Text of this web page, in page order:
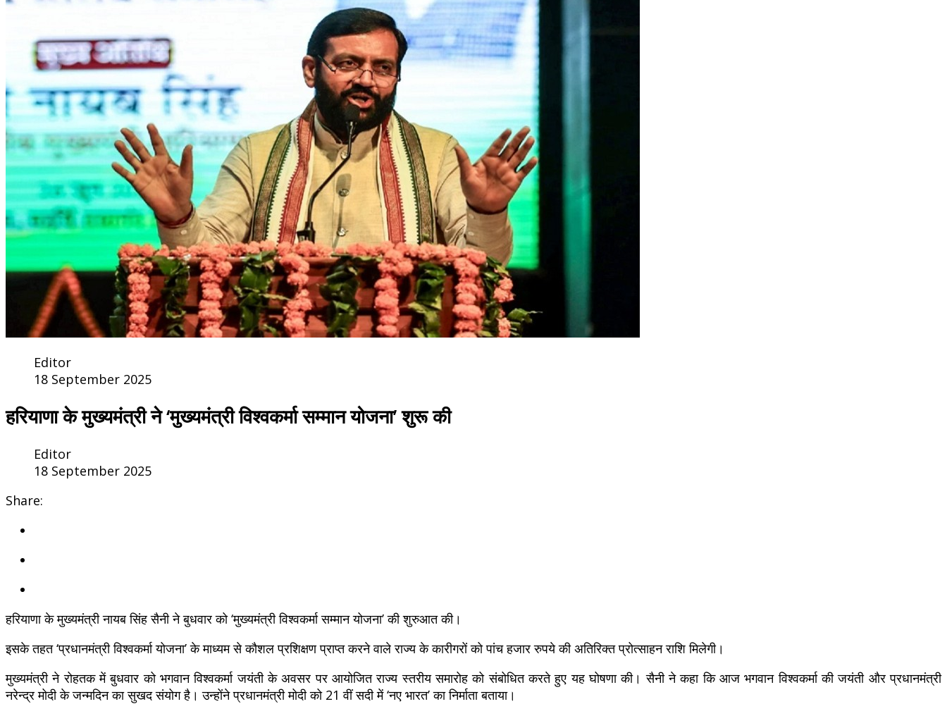
Editor
18 September 2025
हरियाणा के मुख्यमंत्री ने ‘मुख्यमंत्री विश्वकर्मा सम्मान योजना’ शुरू की
Editor
18 September 2025
Share:
हरियाणा के मुख्यमंत्री नायब सिंह सैनी ने बुधवार को ‘मुख्यमंत्री विश्वकर्मा सम्मान योजना’ की शुरुआत की।
इसके तहत ‘प्रधानमंत्री विश्वकर्मा योजना’ के माध्यम से कौशल प्रशिक्षण प्राप्त करने वाले राज्य के कारीगरों को पांच हजार रुपये की अतिरिक्त प्रोत्साहन राशि मिलेगी।
मुख्यमंत्री ने रोहतक में बुधवार को भगवान विश्वकर्मा जयंती के अवसर पर आयोजित राज्य स्तरीय समारोह को संबोधित करते हुए यह घोषणा की। सैनी ने कहा कि आज भगवान विश्वकर्मा की जयंती और प्रधानमंत्री
नरेन्द्र मोदी के जन्मदिन का सुखद संयोग है। उन्होंने प्रधानमंत्री मोदी को 21 वीं सदी में ‘नए भारत’ का निर्माता बताया।